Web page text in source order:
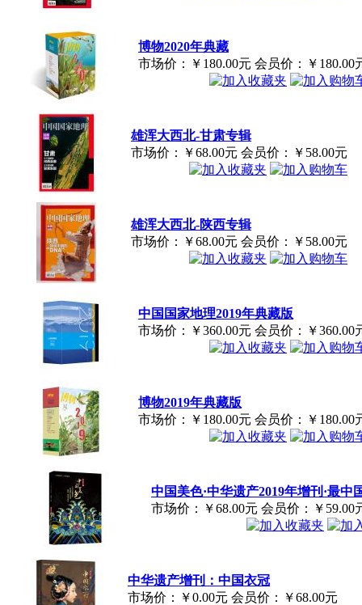
博物2020年典藏
市场价：
￥180.00元 会员价： ￥180.00
雄浑大西北-甘肃专辑
市场价：
￥68.00元 会员价： ￥58.00元
雄浑大西北-陕西专辑
市场价：
￥68.00元 会员价： ￥58.00元
中国国家地理2019年典藏版
市场价：
￥360.00元 会员价： ￥360.00
博物2019年典藏版
市场价：
￥180.00元 会员价： ￥180.00
中国美色·中华遗产2019年增刊·最中
市场价：
￥68.00元 会员价： ￥59.00
中华遗产增刊：中国衣冠
市场价：
￥0.00元 会员价： ￥68.00元